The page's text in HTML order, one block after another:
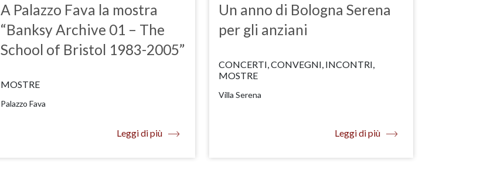
A Palazzo Fava la mostra
“Banksy Archive 01 – The
School of Bristol 1983-2005”
MOSTRE
Palazzo Fava
Leggi di più
Un anno di Bologna Serena
per gli anziani
CONCERTI, CONVEGNI, INCONTRI,
MOSTRE
Villa Serena
Leggi di più